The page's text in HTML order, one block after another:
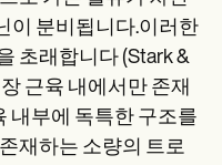
이 분비됩니다.이러한
초래합니다 (Stark &
근육 내에서만 존재
내부에 독특한 구조를
재하는 소량의 트로